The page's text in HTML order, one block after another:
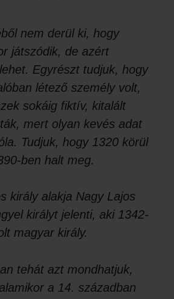
nem derül ki, hogy
játszódik, de azért
Egyrészt tudjuk, hogy
létező személy volt,
sokáig fiktív, kitalált
mert olyan kevés adat
Tudjuk, hogy 1320 körül
ben halt meg.
király alakja Nagy Lajos
királyt jelenti, aki 1342-
magyar király.
tehát azt mondhatjuk,
a 14. században